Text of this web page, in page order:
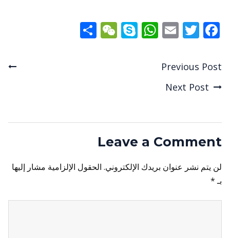
Facebook
Twitter
Email
WhatsApp
Skype
WeChat
Share
Post
navigation
Previous Post
Next Post
Leave a Comment
لن يتم نشر عنوان بريدك الإلكتروني. الحقول الإلزامية مشار إليها
بـ*